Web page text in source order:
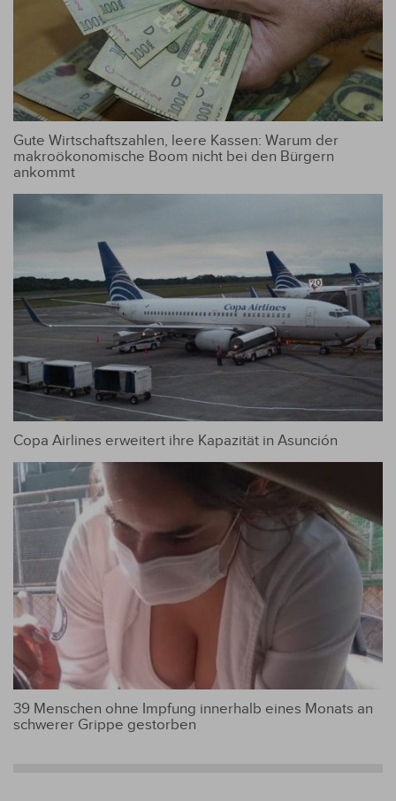
Gute Wirtschaftszahlen, leere Kassen: Warum der
makroökonomische Boom nicht bei den Bürgern
ankommt
Copa Airlines erweitert ihre Kapazität in Asunción
39 Menschen ohne Impfung innerhalb eines Monats an
schwerer Grippe gestorben